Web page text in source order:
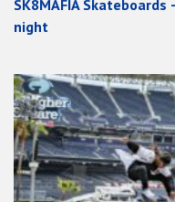
SK8MAFIA
night